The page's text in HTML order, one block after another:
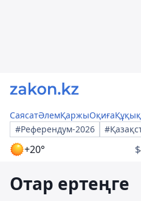
СаясатӘлемҚаржыОқиғаҚұқық
#Референдум-2026
+20° $
Отар ертеңге